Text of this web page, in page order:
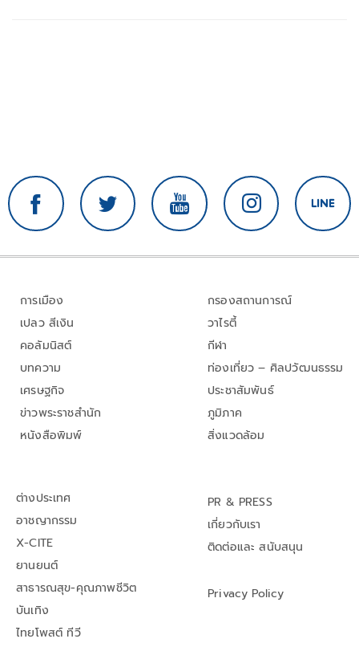
การเมือง
เปลว สีเงิน
คอลัมนิสต์
บทความ
เศรษฐกิจ
ข่าวพระราชสำนัก
หนังสือพิมพ์
กรองสถานการณ์
วาไรตี้
กีฬา
ท่องเที่ยว – ศิลปวัฒนธรรม
ประชาสัมพันธ์
ภูมิภาค
สิ่งแวดล้อม
ต่างประเทศ
อาชญากรรม
X-CITE
ยานยนต์
สาธารณสุข-คุณภาพชีวิต
บันเทิง
ไทยโพสต์ ทีวี
PR & PRESS
เกี่ยวกับเรา
ติดต่อและ สนับสนุน
Privacy Policy